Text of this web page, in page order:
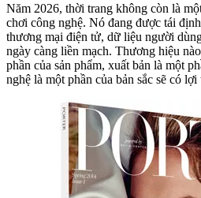
Năm 2026, thời trang không còn là
chơi công nghệ. Nó đang được tái
thương mại điện tử, dữ liệu người
ngày càng liền mạch. Thương hiệu
phần của sản phẩm, xuất bản là một
nghệ là một phần của bản sắc sẽ có lợi